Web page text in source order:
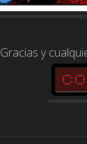
Gracias y